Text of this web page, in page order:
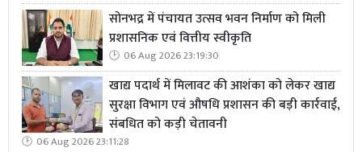
सोनभद्र में पंचायत उत्सव भवन निर्माण को मिली
प्रशासनिक एवं वित्तीय स्वीकृति
06 Aug 2026 23:19:30
खाद्य पदार्थ में मिलावट की आशंका को लेकर खाद्य
सुरक्षा विभाग एवं औषधि प्रशासन की बड़ी कार्रवाई,
संबधित को कड़ी चेतावनी
06 Aug 2026 23:11:28